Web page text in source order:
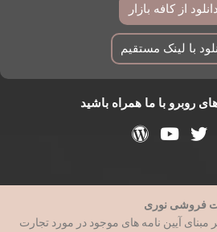
دانلود از کافه بازار
با لینک مستقیم
روبرو با ما همراه باشید
فروشی نوری
مبنای آیین نامه های موجود در مورد تجارت